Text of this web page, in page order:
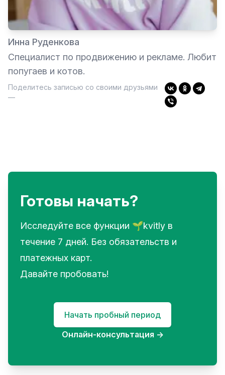
Инна Руденкова
Специалист по продвижению и рекламе. Любит
попугаев и котов.
Поделитесь записью со своими друзьями
—
Готовы начать?
Исследуйте все функции 🌱kvitly в
течение 7 дней. Без обязательств и
платежных карт.
Давайте пробовать!
Начать пробный период
Онлайн-консультация →